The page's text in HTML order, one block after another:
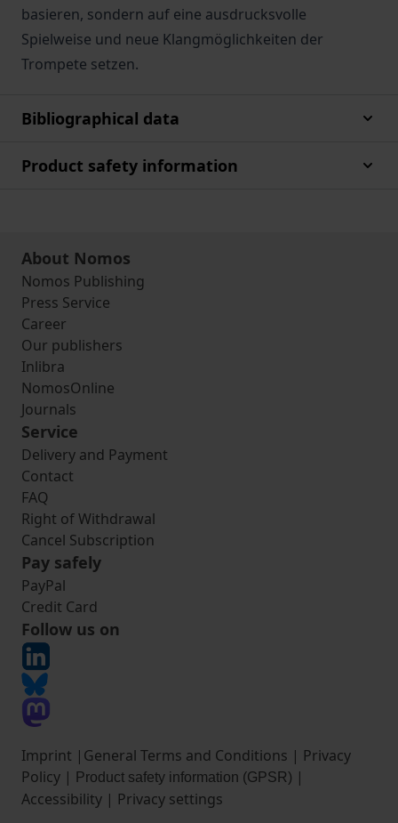
basieren, sondern auf eine ausdrucksvolle
Spielweise und neue Klangmöglichkeiten der
Trompete setzen.
Bibliographical data
Product safety information
About Nomos
Nomos Publishing
Press Service
Career
Our publishers
Inlibra
NomosOnline
Journals
Service
Delivery and Payment
Contact
FAQ
Right of Withdrawal
Cancel Subscription
Pay safely
PayPal
Credit Card
Follow us on
Imprint | General Terms and Conditions | Privacy
Policy | Product safety information (GPSR) |
Accessibility | Privacy settings